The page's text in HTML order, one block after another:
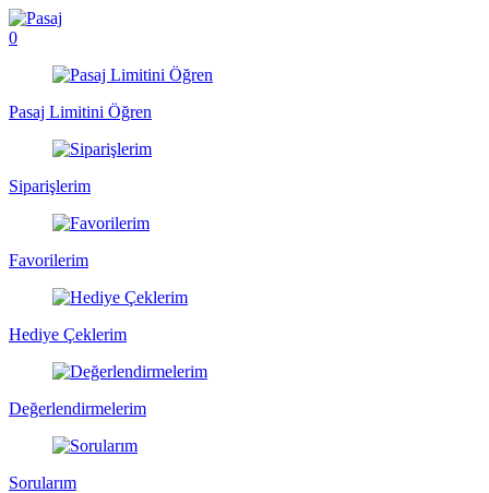
0
Pasaj Limitini Öğren
Siparişlerim
Favorilerim
Hediye Çeklerim
Değerlendirmelerim
Sorularım